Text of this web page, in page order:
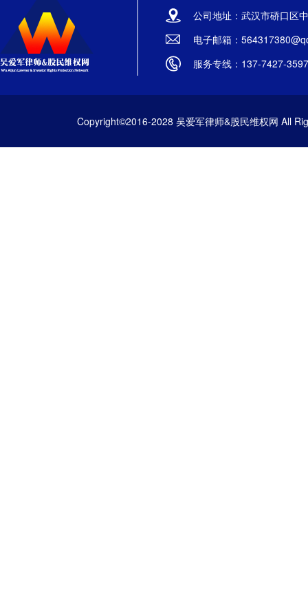
公司地址：武汉市硚口区
电子邮箱：
服务专线：137-7427-3597
Copyright©2016-2028 吴爱军律师&股民维权网 All